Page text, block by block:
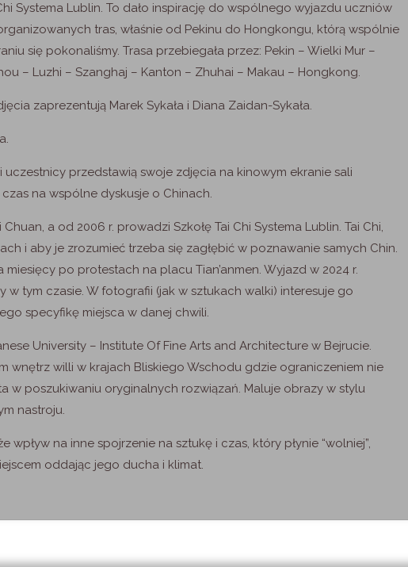
Systema Lublin. To dało inspirację do wspólnego wyjazdu uczniów
tras, właśnie od Pekinu do Hongkongu, którą wspólnie
się pokonaliśmy. Trasa przebiegała przez: Pekin – Wielki Mur –
– Luzhi – Szanghaj – Kanton – Zhuhai – Makau – Hongkong.
zaprezentują Marek Sykała i Diana Zaidan-Sykała.
przedstawią swoje zdjęcia na kinowym ekranie sali
na wspólne dyskusje o Chinach.
a od 2006 r. prowadzi Szkołę Tai Chi Systema Lublin. Tai Chi,
i aby je zrozumieć trzeba się zagłębić w poznawanie samych Chin.
miesięcy po protestach na placu Tian’anmen. Wyjazd w 2024 r.
w tym czasie. W fotografii (jak w sztukach walki) interesuje go
specyfikę miejsca w danej chwili.
University – Institute Of Fine Arts and Architecture w Bejrucie.
wnętrz willi w krajach Bliskiego Wschodu gdzie ograniczeniem nie
w poszukiwaniu oryginalnych rozwiązań. Maluje obrazy w stylu
nastroju.
na inne spojrzenie na sztukę i czas, który płynie “wolniej”,
oddając jego ducha i klimat.